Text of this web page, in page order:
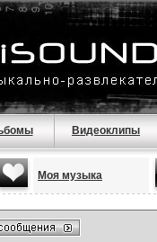
Видеоклипы
Моя музыка